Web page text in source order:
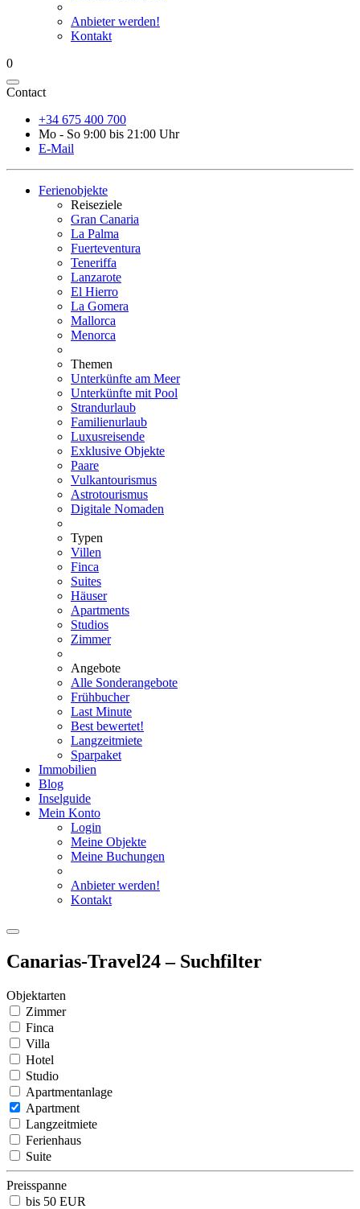
Anbieter werden!
Kontakt
0
Contact
+34 675 400 700
Mo - So 9:00 bis 21:00 Uhr
E-Mail
Ferienobjekte
Reiseziele
Gran Canaria
La Palma
Fuerteventura
Teneriffa
Lanzarote
El Hierro
La Gomera
Mallorca
Menorca
Themen
Unterkünfte am Meer
Unterkünfte mit Pool
Strandurlaub
Familienurlaub
Luxusreisende
Exklusive Objekte
Paare
Vulkantourismus
Astrotourismus
Digitale Nomaden
Typen
Villen
Finca
Suites
Häuser
Apartments
Studios
Zimmer
Angebote
Alle Sonderangebote
Frühbucher
Last Minute
Best bewertet!
Langzeitmiete
Sparpaket
Immobilien
Blog
Inselguide
Mein Konto
Login
Meine Objekte
Meine Buchungen
Anbieter werden!
Kontakt
Canarias-Travel24 – Suchfilter
Objektarten
Zimmer
Finca
Villa
Hotel
Studio
Apartmentanlage
Apartment
Langzeitmiete
Ferienhaus
Suite
Preisspanne
bis 50 EUR